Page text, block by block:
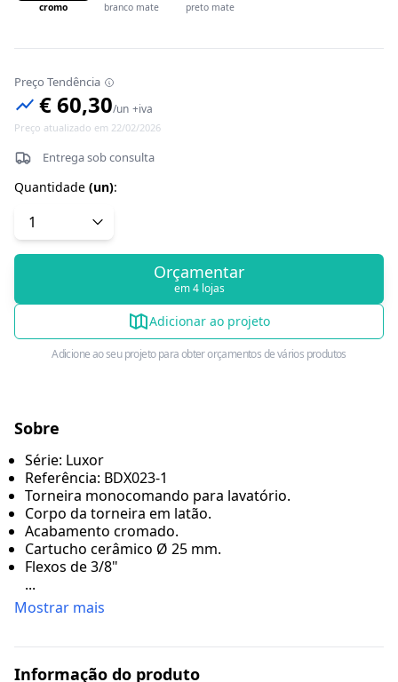
cromo branco mate preto mate
Preço Tendência
€ 60,30/un +iva
Preço atualizado em 22/02/2026
Entrega sob consulta
Quantidade (un):
Orçamentar
em 4 lojas
Adicionar ao projeto
Adicione ao seu projeto para obter orçamentos de vários produtos
Sobre
Série: Luxor
Referência: BDX023-1
Torneira monocomando para lavatório.
Corpo da torneira em latão.
Acabamento cromado.
Cartucho cerâmico Ø 25 mm.
Flexos de 3/8"
...
Mostrar mais
Informação do produto